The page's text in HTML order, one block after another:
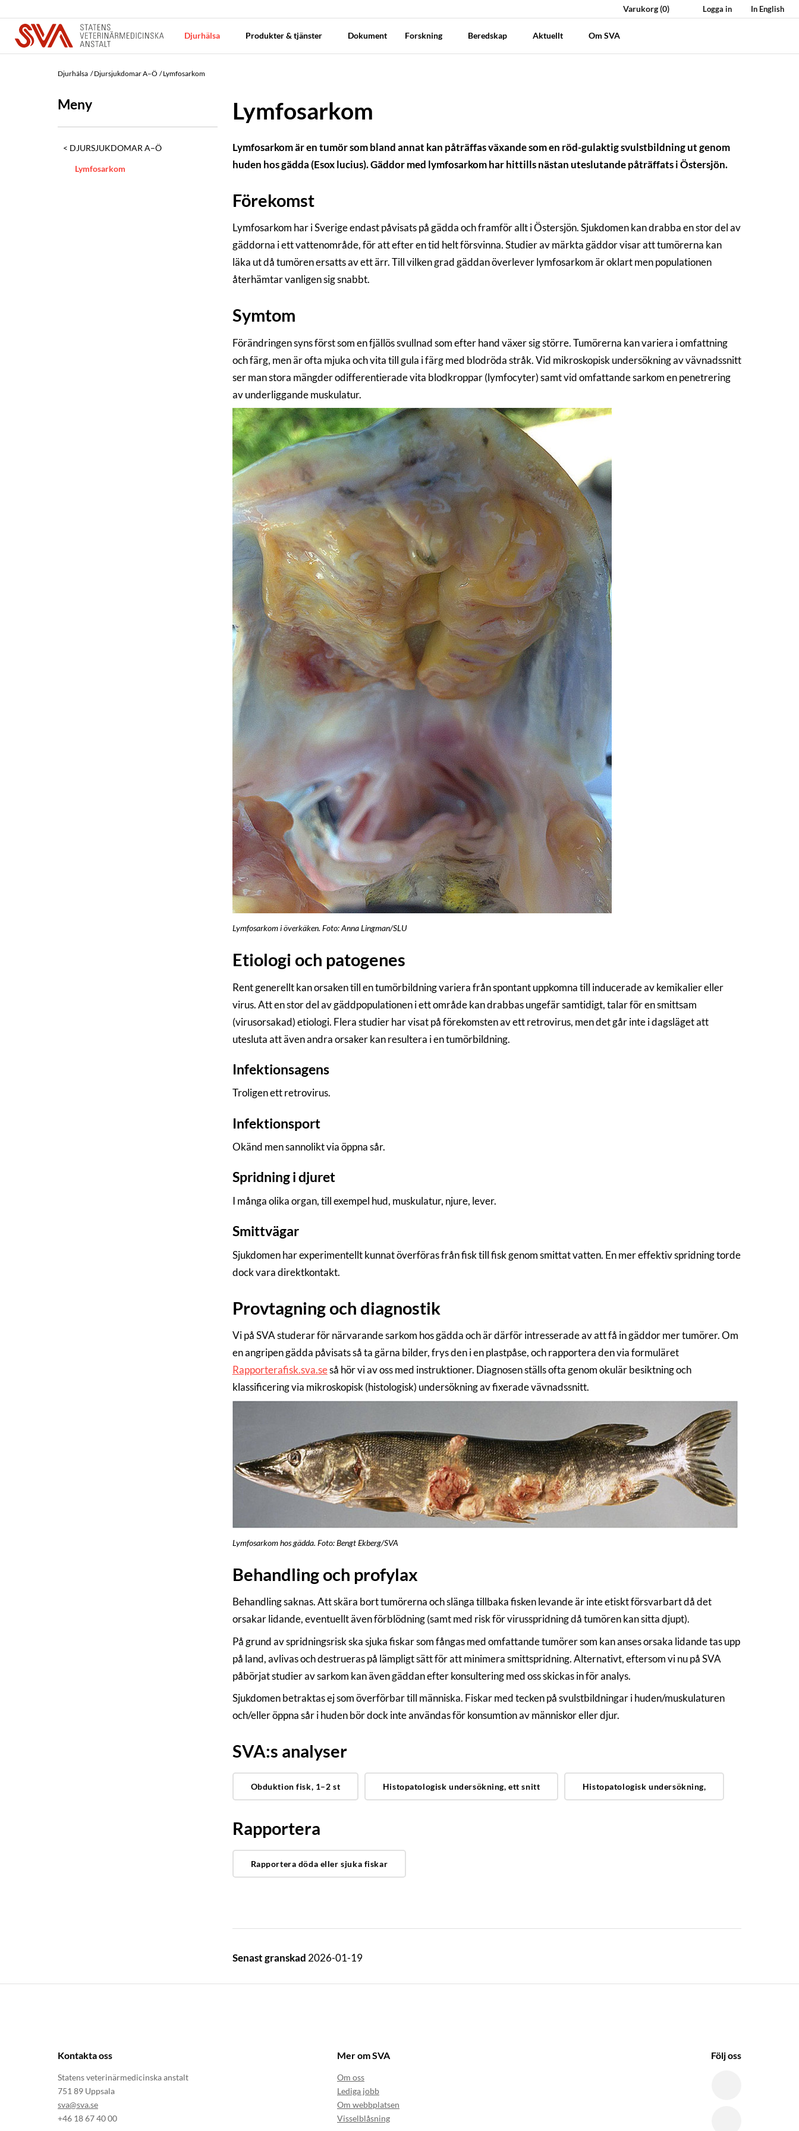
Varukorg(0) Logga in In English
Djurhälsa Produkter & tjänster Dokument Forskning Beredskap Aktuellt Om SVA
Djurhälsa Djursjukdomar A–Ö Lymfosarkom
Meny
DJURSJUKDOMAR A–Ö
Lymfosarkom
Lymfosarkom
Lymfosarkom är en tumör som bland annat kan påträffas växande som en röd-gulaktig svulstbildning ut genom
huden hos gädda (Esox lucius). Gäddor med lymfosarkom har hittills nästan uteslutande påträffats i Östersjön.
Förekomst
Lymfosarkom har i Sverige endast påvisats på gädda och framför allt i Östersjön. Sjukdomen kan drabba en stor del av
gäddorna i ett vattenområde, för att efter en tid helt försvinna. Studier av märkta gäddor visar att tumörerna kan
läka ut då tumören ersatts av ett ärr. Till vilken grad gäddan överlever lymfosarkom är oklart men populationen
återhämtar vanligen sig snabbt.
Symtom
Förändringen syns först som en fjällös svullnad som efter hand växer sig större. Tumörerna kan variera i omfattning
och färg, men är ofta mjuka och vita till gula i färg med blodröda stråk. Vid mikroskopisk undersökning av vävnadssnitt
ser man stora mängder odifferentierade vita blodkroppar (lymfocyter) samt vid omfattande sarkom en penetrering
av underliggande muskulatur.
Lymfosarkom i överkäken. Foto: Anna Lingman/SLU
Etiologi och patogenes
Rent generellt kan orsaken till en tumörbildning variera från spontant uppkomna till inducerade av kemikalier eller
virus. Att en stor del av gäddpopulationen i ett område kan drabbas ungefär samtidigt, talar för en smittsam
(virusorsakad) etiologi. Flera studier har visat på förekomsten av ett retrovirus, men det går inte i dagsläget att
utesluta att även andra orsaker kan resultera i en tumörbildning.
Infektionsagens
Troligen ett retrovirus.
Infektionsport
Okänd men sannolikt via öppna sår.
Spridning i djuret
I många olika organ, till exempel hud, muskulatur, njure, lever.
Smittvägar
Sjukdomen har experimentellt kunnat överföras från fisk till fisk genom smittat vatten. En mer effektiv spridning torde
dock vara direktkontakt.
Provtagning och diagnostik
Vi på SVA studerar för närvarande sarkom hos gädda och är därför intresserade av att få in gäddor mer tumörer. Om
en angripen gädda påvisats så ta gärna bilder, frys den i en plastpåse, och rapportera den via formuläret
Rapporterafisk.sva.seså hör vi av oss med instruktioner. Diagnosen ställs ofta genom okulär besiktning och
klassificering via mikroskopisk (histologisk) undersökning av fixerade vävnadssnitt.
Lymfosarkom hos gädda. Foto: Bengt Ekberg/SVA
Behandling och profylax
Behandling saknas. Att skära bort tumörerna och slänga tillbaka fisken levande är inte etiskt försvarbart då det
orsakar lidande, eventuellt även förblödning (samt med risk för virusspridning då tumören kan sitta djupt).
På grund av spridningsrisk ska sjuka fiskar som fångas med omfattande tumörer som kan anses orsaka lidande tas upp
på land, avlivas och destrueras på lämpligt sätt för att minimera smittspridning. Alternativt, eftersom vi nu på SVA
påbörjat studier av sarkom kan även gäddan efter konsultering med oss skickas in för analys.
Sjukdomen betraktas ej som överförbar till människa. Fiskar med tecken på svulstbildningar i huden/muskulaturen
och/eller öppna sår i huden bör dock inte användas för konsumtion av människor eller djur.
SVA:s analyser
Obduktion fisk, 1–2 st Histopatologisk undersökning, ett snitt Histopatologisk undersökning,
Rapportera
Rapportera döda eller sjuka fiskar
Senast granskad 2026-01-19
Kontakta oss
Statens veterinärmedicinska anstalt
751 89 Uppsala
sva@sva.se
+46 18 67 40 00
Mer om SVA
Om oss
Lediga jobb
Om webbplatsen
Visselblåsning
Följ oss